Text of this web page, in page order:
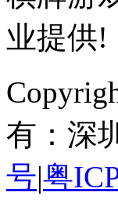
业提供!
有：深
号|粤